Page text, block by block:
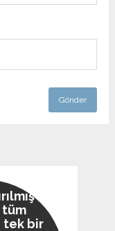
tüm
tek bir